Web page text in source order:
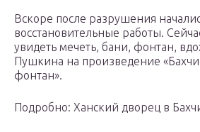
Вскоре после разрушения
восстановительные работы.
увидеть мечеть, бани, фонтан,
Пушкина на произведение
фонтан».
Подробно: Ханский дворец в